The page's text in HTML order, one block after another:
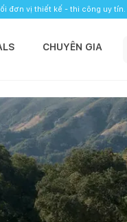
đơn vị thiết kế - thi công uy tín.
CHUYÊN GIA